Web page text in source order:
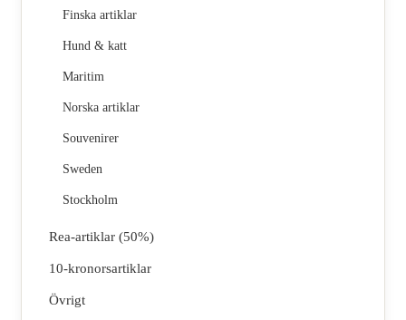
Finska artiklar
Hund & katt
Maritim
Norska artiklar
Souvenirer
Sweden
Stockholm
Rea-artiklar (50%)
10-kronorsartiklar
Övrigt